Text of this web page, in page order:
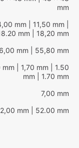
mm
mm | 11,50 mm
mm | 18,20 mm
mm | 55,80 mm
mm | 1,70 mm | 1.50
mm | 1.70 mm
7,00 mm
mm | 52.00 mm